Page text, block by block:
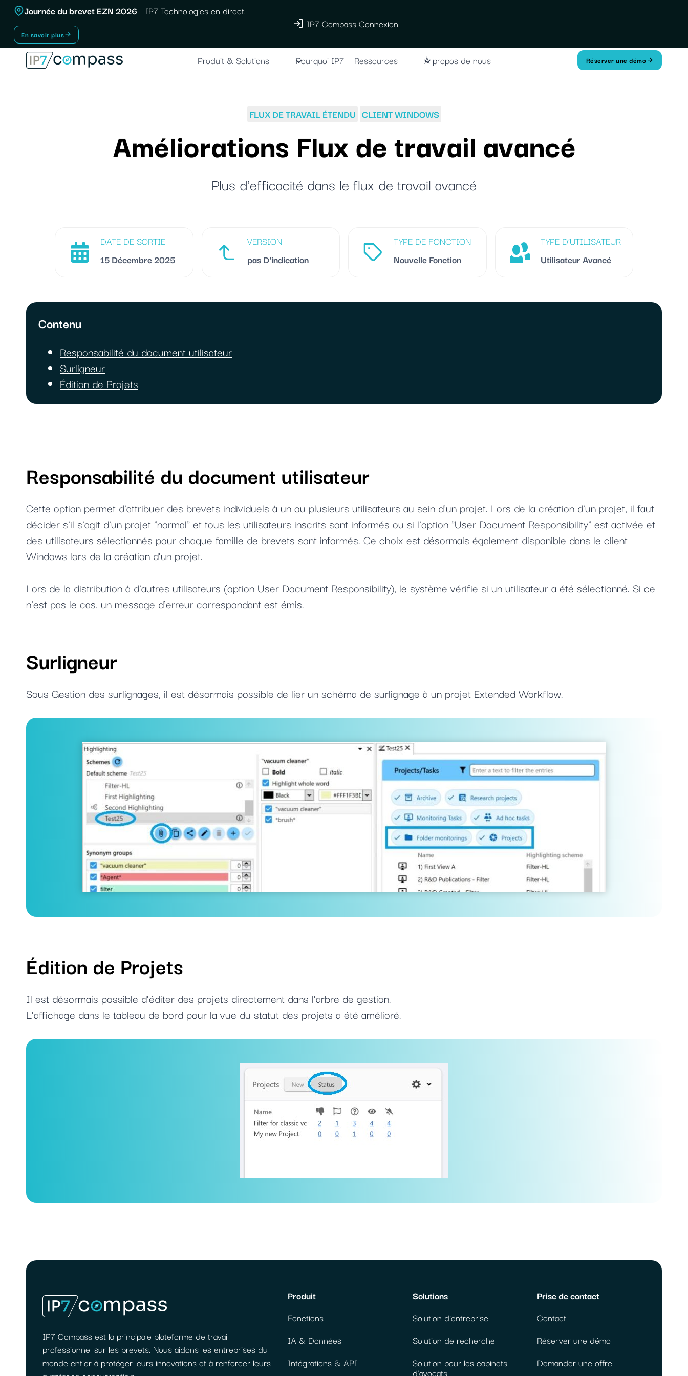
Aller
contenu
Journée du brevet EZN 2026 - IP7 Technologies en direct.
En savoir plus
IP7 Compass Connexion
Produit & Solutions Pourquoi IP7 Ressources À propos de nous Réserver une démo
FLUX DE TRAVAIL ÉTENDU CLIENT WINDOWS
Améliorations Flux de travail avancé
Plus d'efficacité dans le flux de travail avancé
DATE DE SORTIE
15 Décembre 2025
VERSION
pas D'indication
TYPE DE FONCTION
Nouvelle Fonction
TYPE D'UTILISATEUR
Utilisateur Avancé
Contenu
Responsabilité du document utilisateur
Surligneur
Édition de Projets
Responsabilité du document utilisateur
Cette option permet d'attribuer des brevets individuels à un ou plusieurs utilisateurs au sein d'un projet. Lors de la création d'un projet, il faut
décider s'il s'agit d'un projet "normal" et tous les utilisateurs inscrits sont informés ou si l'option "User Document Responsibility" est activée et
des utilisateurs sélectionnés pour chaque famille de brevets sont informés. Ce choix est désormais également disponible dans le client
Windows lors de la création d'un projet.
Lors de la distribution à d'autres utilisateurs (option User Document Responsibility), le système vérifie si un utilisateur a été sélectionné. Si ce
n'est pas le cas, un message d'erreur correspondant est émis.
Surligneur
Sous Gestion des surlignages, il est désormais possible de lier un schéma de surlignage à un projet Extended Workflow.
Édition de Projets
Il est désormais possible d'éditer des projets directement dans l'arbre de gestion.
L'affichage dans le tableau de bord pour la vue du statut des projets a été amélioré.
IP7 Compass est la principale plateforme de travail
professionnel sur les brevets. Nous aidons les entreprises du
monde entier à protéger leurs innovations et à renforcer leurs
Produit
Fonctions
IA & Données
Intégrations & API
Solutions
Solution d'entreprise
Solution de recherche
Solution pour les cabinets
d'avocats
Prise de contact
Contact
Réserver une démo
Demander une offre